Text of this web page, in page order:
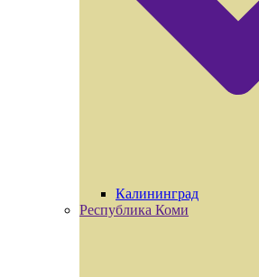
Калининград
Республика Коми